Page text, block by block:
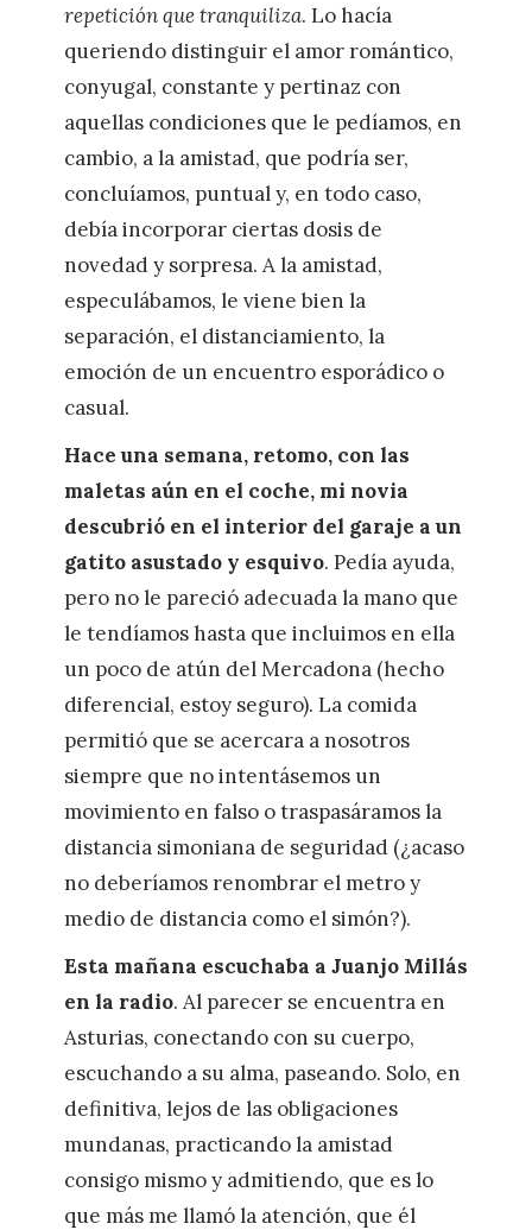
repetición que tranquiliza. Lo hacía
queriendo distinguir el amor romántico,
conyugal, constante y pertinaz con
aquellas condiciones que le pedíamos, en
cambio, a la amistad, que podría ser,
concluíamos, puntual y, en todo caso,
debía incorporar ciertas dosis de
novedad y sorpresa. A la amistad,
especulábamos, le viene bien la
separación, el distanciamiento, la
emoción de un encuentro esporádico o
casual.
Hace una semana, retomo, con las
maletas aún en el coche, mi novia
descubrió en el interior del garaje a un
gatito asustado y esquivo. Pedía ayuda,
pero no le pareció adecuada la mano que
le tendíamos hasta que incluimos en ella
un poco de atún del Mercadona (hecho
diferencial, estoy seguro). La comida
permitió que se acercara a nosotros
siempre que no intentásemos un
movimiento en falso o traspasáramos la
distancia simoniana de seguridad (¿acaso
no deberíamos renombrar el metro y
medio de distancia como el simón?).
Esta mañana escuchaba a Juanjo Millás
en la radio. Al parecer se encuentra en
Asturias, conectando con su cuerpo,
escuchando a su alma, paseando. Solo, en
definitiva, lejos de las obligaciones
mundanas, practicando la amistad
consigo mismo y admitiendo, que es lo
que más me llamó la atención, que él